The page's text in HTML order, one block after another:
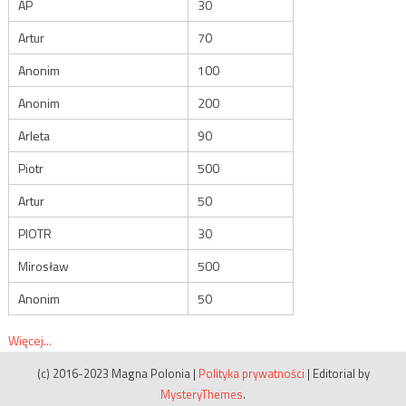
AP
30
Artur
70
Anonim
100
Anonim
200
Arleta
90
Piotr
500
Artur
50
PIOTR
30
Mirosław
500
Anonim
50
Więcej...
(c) 2016-2023 Magna Polonia | Polityka prywatności | Editorial by
MysteryThemes.